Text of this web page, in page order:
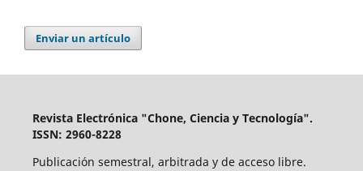
Enviar un artículo
Revista Electrónica "Chone, Ciencia y Tecnología".
ISSN: 2960-8228
Publicación semestral, arbitrada y de acceso libre.